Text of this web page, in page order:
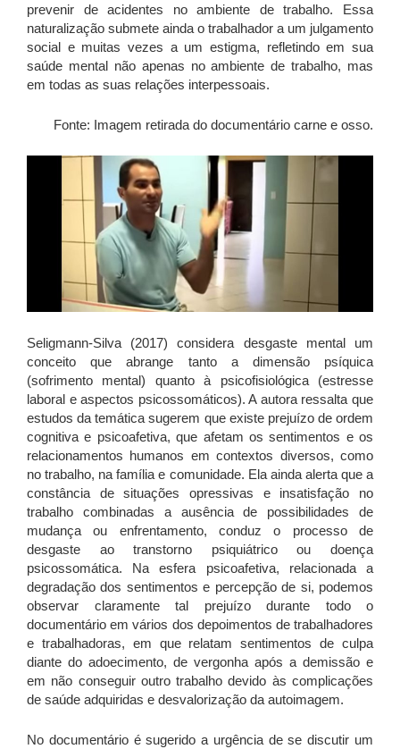
prevenir de acidentes no ambiente de trabalho. Essa
naturalização submete ainda o trabalhador a um julgamento
social e muitas vezes a um estigma, refletindo em sua
saúde mental não apenas no ambiente de trabalho, mas
em todas as suas relações interpessoais.
Fonte: Imagem retirada do documentário carne e osso.
Seligmann-Silva (2017) considera desgaste mental um
conceito que abrange tanto a dimensão psíquica
(sofrimento mental) quanto à psicofisiológica (estresse
laboral e aspectos psicossomáticos). A autora ressalta que
estudos da temática sugerem que existe prejuízo de ordem
cognitiva e psicoafetiva, que afetam os sentimentos e os
relacionamentos humanos em contextos diversos, como
no trabalho, na família e comunidade. Ela ainda alerta que a
constância de situações opressivas e insatisfação no
trabalho combinadas a ausência de possibilidades de
mudança ou enfrentamento, conduz o processo de
desgaste ao transtorno psiquiátrico ou doença
psicossomática. Na esfera psicoafetiva, relacionada a
degradação dos sentimentos e percepção de si, podemos
observar claramente tal prejuízo durante todo o
documentário em vários dos depoimentos de trabalhadores
e trabalhadoras, em que relatam sentimentos de culpa
diante do adoecimento, de vergonha após a demissão e
em não conseguir outro trabalho devido às complicações
de saúde adquiridas e desvalorização da autoimagem.
No documentário é sugerido a urgência de se discutir um